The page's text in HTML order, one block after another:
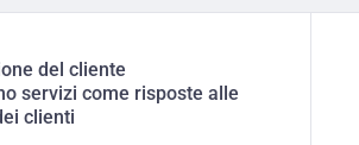
del cliente
servizi come risposte alle
clienti